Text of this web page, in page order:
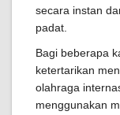
secara instan
padat.
Bagi beberapa
ketertarikan
olahraga
menggunakan